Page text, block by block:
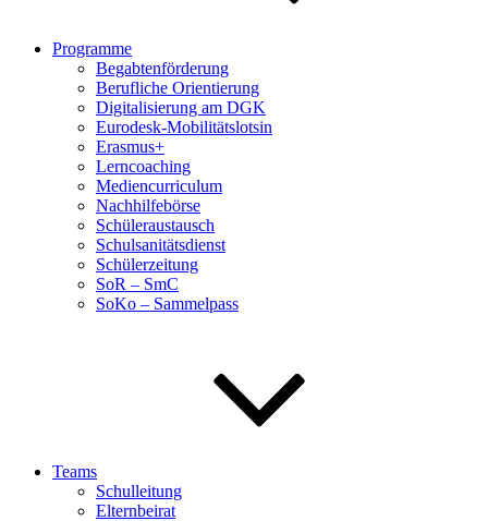
Programme
Begabtenförderung
Berufliche Orientierung
Digitalisierung am DGK
Eurodesk-Mobilitätslotsin
Erasmus+
Lerncoaching
Mediencurriculum
Nachhilfebörse
Schüleraustausch
Schulsanitätsdienst
Schülerzeitung
SoR – SmC
SoKo – Sammelpass
Teams
Schulleitung
Elternbeirat